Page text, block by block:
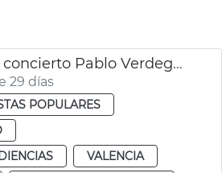
Cambio fecha concierto Pablo Verdeguer Fira València
29 días
POPULARES
VALENCIA